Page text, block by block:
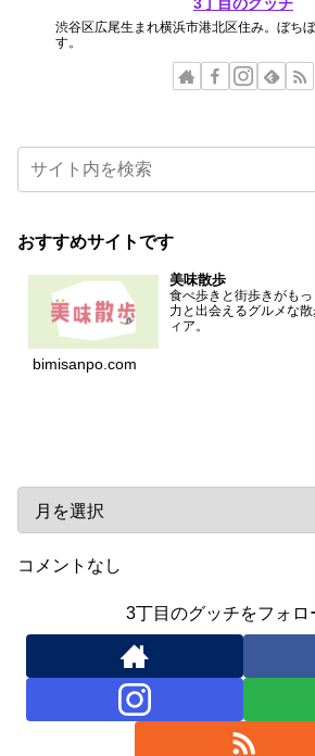
渋谷区広尾生まれ横浜市港北区住み。ぼち
す。
おすすめサイトです
美味散歩
食べ歩きと街歩きがも
力と出会えるグルメな
ィア。
bimisanpo.com
コメントなし
3丁目のグッチをフォロ